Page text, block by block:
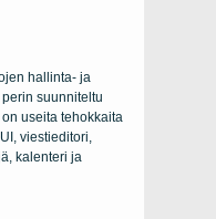
hallinta- ja
suunniteltu
useita tehokkaita
viestieditori,
kalenteri ja